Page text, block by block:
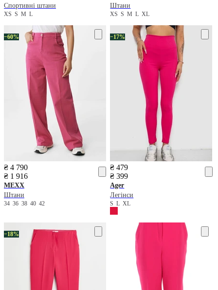
Спортивні штани
XS S M L
Штани
XSSMLXL
−60%
₴ 4 790
₴ 1 916
MEXX
Штани
34 36 38 40 42
−17%
₴ 479
₴ 399
Ager
Легінси
SLXL
−18%